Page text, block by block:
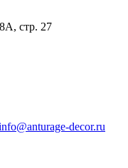
стр. 27
decor.ru